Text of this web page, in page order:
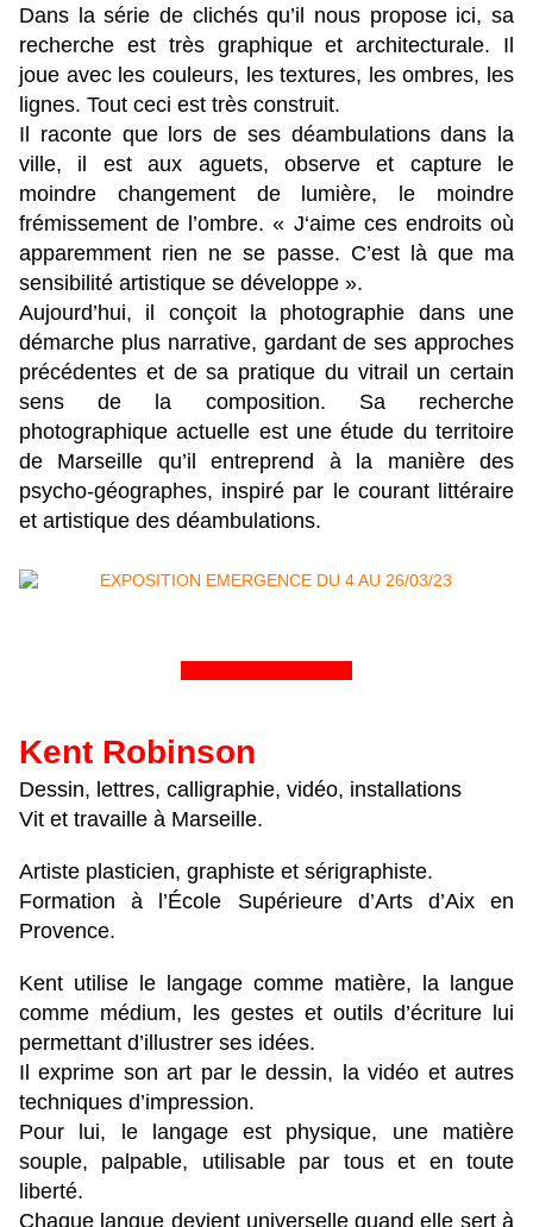
Dans la série de clichés qu’il nous propose ici, sa
recherche est très graphique etarchitecturale. Il
joue avec les couleurs, les textures, les ombres, les
lignes. Tout ceci est très construit.
Il raconte que lors de ses déambulations dans la
ville, il est aux aguets, observe et capture le
moindre changement de lumière, le moindre
frémissement de l’ombre. « J‘aime ces endroits où
apparemment rien ne se passe. C’est là que ma
sensibilité artistique se développe ».
Aujourd’hui, il conçoit la photographie dans une
démarche plus narrative, gardant de ses approches
précédentes et de sa pratique du vitrail un certain
sens de la composition. Sa recherche
photographique actuelle est une étude du territoire
de Marseille qu’il entreprend à la manière des
psycho-géographes, inspiré par le courant littéraire
et artistique des déambulations.
Kent Robinson
Dessin, lettres, calligraphie, vidéo, installations
Vit et travaille à Marseille.
Artiste plasticien, graphiste et sérigraphiste.
Formation à l’École Supérieure d’Arts d’Aix en
Provence.
Kent utilise le langage comme matière, la langue
comme médium, les gestes et outils d’écriture lui
permettant d’illustrer ses idées.
Il exprime son art par le dessin, la vidéo et autres
techniques d’impression.
Pour lui, le langage est physique, une matière
souple, palpable, utilisable par tous et en toute
liberté.
Chaque langue devient universelle quand elle sert à